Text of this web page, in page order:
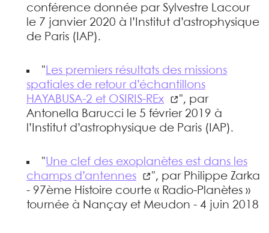
conférence donnée par Sylvestre Lacour
le 7 janvier 2020 à l’Institut d’astrophysique
de Paris (IAP).
" Les premiers résultats des missions
spatiales de retour d’échantillons
HAYABUSA-2 et OSIRIS-REx
", par
Antonella Barucci le 5 février 2019 à
l’Institut d’astrophysique de Paris (IAP).
"Une clef des exoplanètes est dans les
champs d’antennes
", par Philippe Zarka
- 97ème Histoire courte « Radio-Planètes »
tournée à Nançay et Meudon - 4 juin 2018